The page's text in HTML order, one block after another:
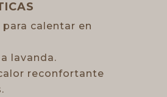
calentar en
lavanda.
reconfortante